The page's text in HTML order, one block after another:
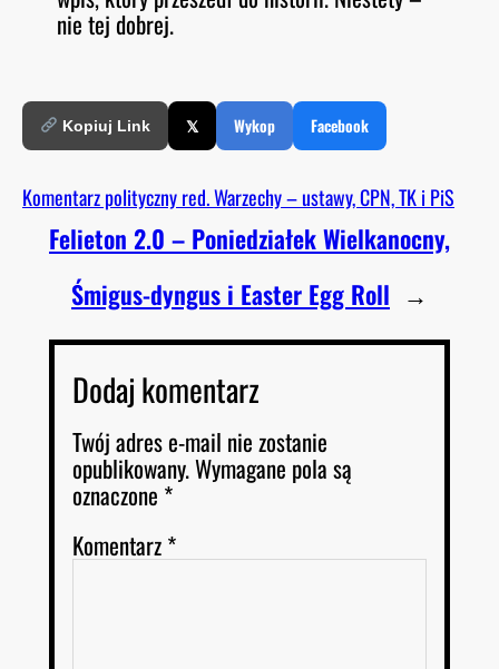
nie tej dobrej.
Kopiuj Link 𝕏 Wykop Facebook
Komentarz polityczny red. Warzechy – ustawy, CPN, TK i PiS
Felieton 2.0 – Poniedziałek Wielkanocny,
Śmigus-dyngus i Easter Egg Roll →
Dodaj komentarz
Twój adres e-mail nie zostanie
opublikowany.Wymagane pola są
oznaczone *
Komentarz*